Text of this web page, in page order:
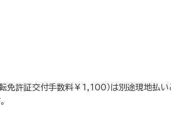
許証交付手数料￥1,100）は別途現地払い